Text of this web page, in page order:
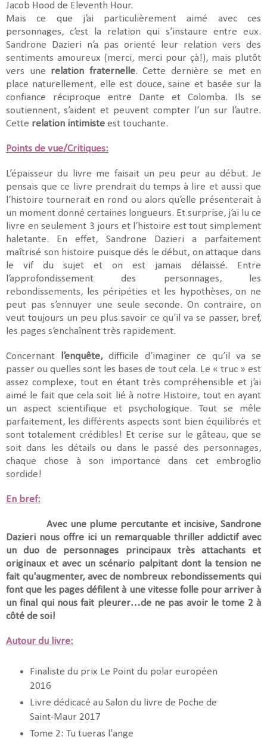
Jacob Hood de Eleventh Hour.
Mais ce que j’ai particulièrement aimé avec ces
personnages, c’est la relation qui s’instaure entre eux.
Sandrone Dazieri n’a pas orienté leur relation vers des
sentiments amoureux (merci, merci pour çà!), mais plutôt
vers une relation fraternelle. Cette dernière se met en
place naturellement, elle est douce, saine et basée sur la
confiance réciproque entre Dante et Colomba. Ils se
soutiennent, s’aident et peuvent compter l’un sur l’autre.
Cette relation intimiste est touchante.
Points de vue/Critiques:
L’épaisseur du livre me faisait un peu peur au début. Je
pensais que ce livre prendrait du temps à lire et aussi que
l’histoire tournerait en rond ou alors qu’elle présenterait à
un moment donné certaines longueurs. Et surprise, j’ai lu ce
livre en seulement 3 jours et l’histoire est tout simplement
haletante. En effet, Sandrone Dazieri a parfaitement
maîtrisé son histoire puisque dés le début, on attaque dans
le vif du sujet et on est jamais délaissé. Entre
l’approfondissement des personnages, les
rebondissements, les péripéties et les hypothèses, on ne
peut pas s’ennuyer une seule seconde. On contraire, on
veut toujours un peu plus savoir ce qu’il va se passer, bref,
les pages s’enchaînent très rapidement.
Concernant l’enquête,difficile d’imaginer ce qu’il va se
passer ou quelles sont les bases de tout cela. Le « truc » est
assez complexe, tout en étant très compréhensible et j’ai
aimé le fait que cela soit lié à notre Histoire, tout en ayant
un aspect scientifique et psychologique. Tout se mêle
parfaitement, les différents aspects sont bien équilibrés et
sont totalement crédibles! Et cerise sur le gâteau, que se
soit dans les détails ou dans le passé des personnages,
chaque chose à son importance dans cet embroglio
sordide!
En bref:
Avec une plume percutante et incisive, Sandrone
Dazieri nous offre ici un remarquable thriller addictif avec
un duo de personnages principaux très attachants et
originaux et avec un scénario palpitant dont la tension ne
fait qu'augmenter, avec de nombreux rebondissements qui
font que les pages défilent à une vitesse folle pour arriver à
un final qui nous fait pleurer…de ne pas avoir le tome 2 à
côté de soi!
Autour du livre:
Finaliste du prix Le Point du polar européen
2016
Livre dédicacé au Salon du livre de Poche de
Saint-Maur 2017
Tome 2: Tu tueras l'ange